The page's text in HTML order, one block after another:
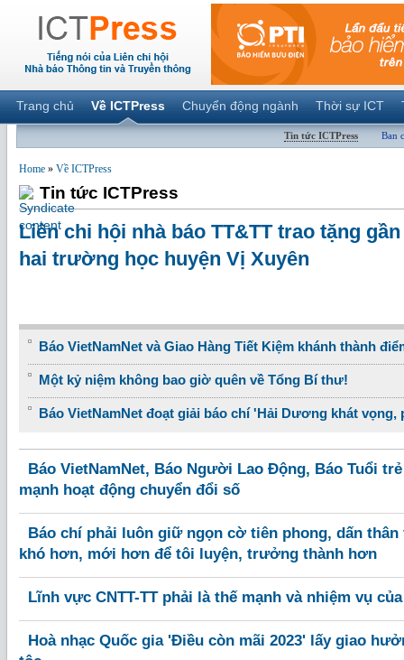
Trang chủ Về ICTPress Chuyển động ngành Thời sự ICT
Tin tức ICTPress Ban
Home » Về ICTPress
Tin tức ICTPress
Liên chi hội nhà báo TT&TT trao tặng
hai trường học huyện Vị Xuyên
Báo VietNamNet và Giao Hàng Tiết Kiệm khánh thành
Một kỷ niệm không bao giờ quên về Tổng Bí thư!
Báo VietNamNet đoạt giải báo chí 'Hải Dương khát vọng,
Báo VietNamNet, Báo Người Lao Động, Báo Tuổi
mạnh hoạt động chuyển đổi số
Báo chí phải luôn giữ ngọn cờ tiên phong, dấn thân
khó hơn, mới hơn để tôi luyện, trưởng thành hơn
Lĩnh vực CNTT-TT phải là thế mạnh và nhiệm vụ
Hoà nhạc Quốc gia 'Điều còn mãi 2023' lấy giao